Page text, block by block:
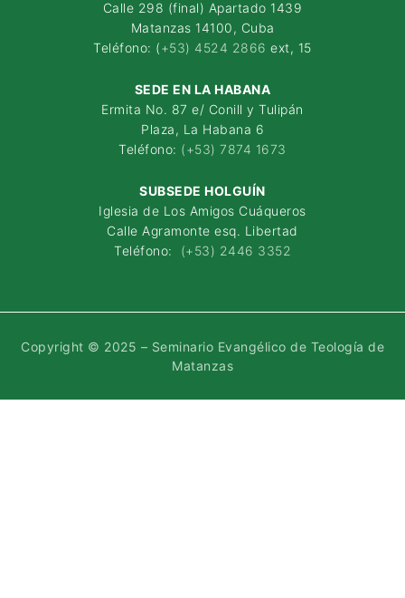
Calle 298 (final) Apartado 1439
Matanzas 14100, Cuba
Teléfono: (+53) 4524 2866 ext, 15
SEDE EN LA HABANA
Ermita No. 87 e/ Conill y Tulipán
Plaza, La Habana 6
Teléfono: (+53) 7874 1673
SUBSEDE HOLGUÍN
Iglesia de Los Amigos Cuáqueros
Calle Agramonte esq. Libertad
Teléfono: (+53) 2446 3352
Copyright © 2025 – Seminario Evangélico de Teología de
Matanzas